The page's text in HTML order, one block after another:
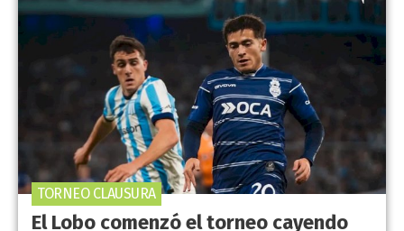
El Lobo comenzó el torneo cayendo
TORNEO CLAUSURA